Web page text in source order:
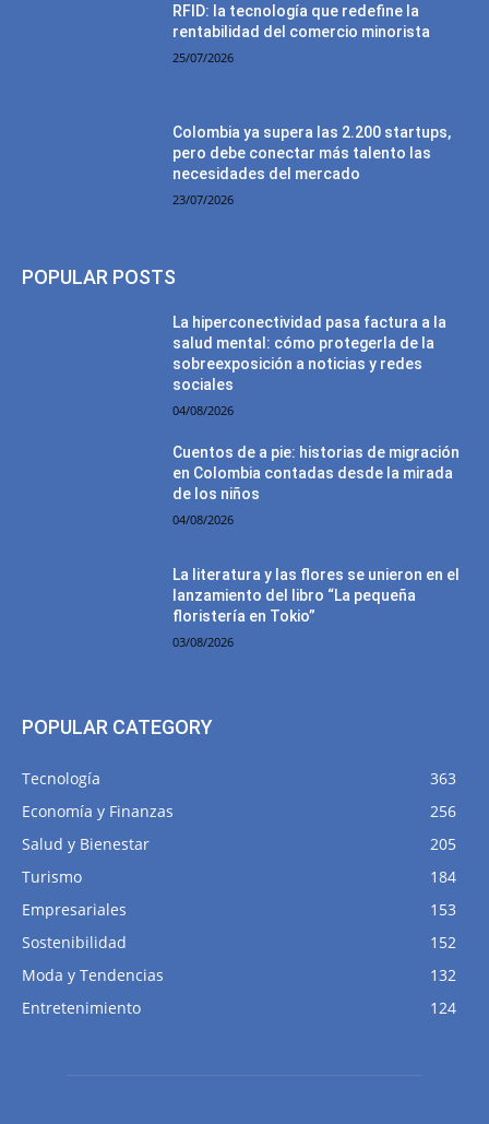
RFID: la tecnología que redefine la
rentabilidad del comercio minorista
25/07/2026
Colombia ya supera las 2.200 startups,
pero debe conectar más talento las
necesidades del mercado
23/07/2026
POPULAR POSTS
La hiperconectividad pasa factura a la
salud mental: cómo protegerla de la
sobreexposición a noticias y redes
sociales
04/08/2026
Cuentos de a pie: historias de migración
en Colombia contadas desde la mirada
de los niños
04/08/2026
La literatura y las flores se unieron en el
lanzamiento del libro “La pequeña
floristería en Tokio”
03/08/2026
POPULAR CATEGORY
Tecnología
363
Economía y Finanzas
256
Salud y Bienestar
205
Turismo
184
Empresariales
153
Sostenibilidad
152
Moda y Tendencias
132
Entretenimiento
124